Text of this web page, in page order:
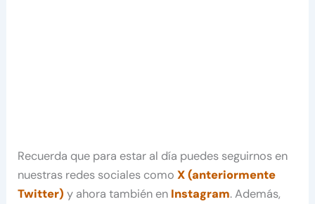
Recuerda que para estar al día puedes seguirnos en
nuestras redes sociales comoX (anteriormente
Twitter) y ahora también en Instagram. Además,